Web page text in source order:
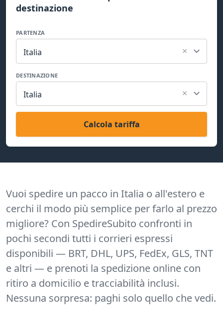
destinazione
PARTENZA
Italia ×
DESTINAZIONE
Italia ×
Calcola tariffa
Vuoi spedire un pacco in Italia o all'estero e
cerchi il modo più semplice per farlo al prezzo
migliore? Con SpedireSubito confronti in
pochi secondi tutti i corrieri espressi
disponibili — BRT, DHL, UPS, FedEx, GLS, TNT
e altri — e prenoti la spedizione online con
ritiro a domicilio e tracciabilità inclusi.
Nessuna sorpresa: paghi solo quello che vedi.